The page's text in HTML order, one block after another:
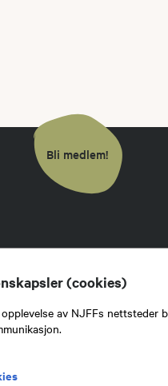
(cookies)
av NJFFs nettsteder
Bli medlem!